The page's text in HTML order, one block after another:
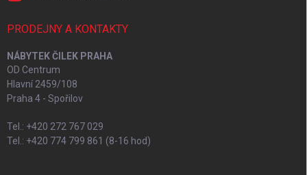
PRODEJNY A KONTAKTY
NÁBYTEK ČILEK PRAHA
OD Centrum
Hlavní 2459/108
Praha 4 - Spořilov
Tel.: +420 272 767 029
Tel.: +420 774 799 861 (8-16 hod)